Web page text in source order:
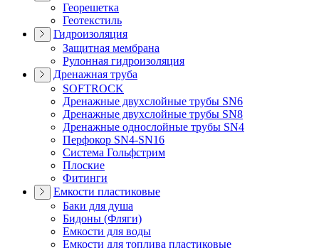
Георешетка
Геотекстиль
Гидроизоляция
Защитная мембрана
Рулонная гидроизоляция
Дренажная труба
SOFTROCK
Дренажные двухслойные трубы SN6
Дренажные двухслойные трубы SN8
Дренажные однослойные трубы SN4
Перфокор SN4-SN16
Система Гольфстрим
Плоские
Фитинги
Емкости пластиковые
Баки для душа
Бидоны (Фляги)
Емкости для воды
Емкости для топлива пластиковые